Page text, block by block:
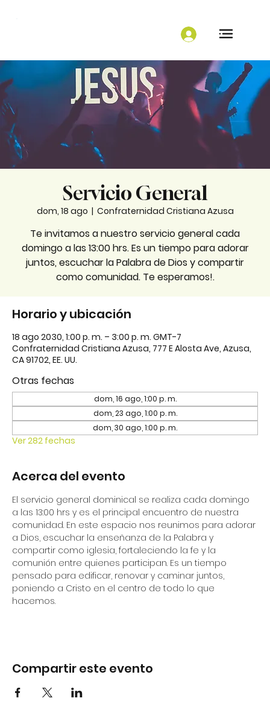
Servicio General
dom, 18 ago
  |
Confraternidad Cristiana Azusa
Te invitamos a nuestro servicio general cada
domingo a las 13:00 hrs. Es un tiempo para adorar
juntos, escuchar la Palabra de Dios y compartir
como comunidad. Te esperamos!.
Horario y ubicación
18 ago 2030, 1:00 p. m. – 3:00 p. m. GMT-7
Confraternidad Cristiana Azusa, 777 E Alosta Ave, Azusa,
CA 91702, EE. UU.
Otras fechas
dom, 16 ago, 1:00 p. m.
dom, 23 ago, 1:00 p. m.
dom, 30 ago, 1:00 p. m.
Ver 282 fechas
Acerca del evento
El servicio general dominical se realiza cada domingo
a las 13:00 hrs y es el principal encuentro de nuestra
comunidad. En este espacio nos reunimos para adorar
a Dios, escuchar la enseñanza de la Palabra y
compartir como iglesia, fortaleciendo la fe y la
comunión entre quienes participan. Es un tiempo
pensado para edificar, renovar y caminar juntos,
poniendo a Cristo en el centro de todo lo que
hacemos.
Compartir este evento